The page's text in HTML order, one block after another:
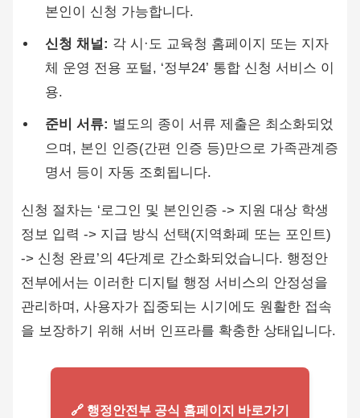
본인이 신청 가능합니다.
신청 채널: 각 시·도 교육청 홈페이지 또는 지자
체 운영 전용 포털, ‘정부24’ 통합 신청 서비스 이
용.
준비 서류: 별도의 종이 서류 제출은 최소화되었
으며, 본인 인증(간편 인증 등)만으로 가족관계증
명서 등이 자동 조회됩니다.
신청 절차는 ‘로그인 및 본인인증 -> 지원 대상 학생
정보 입력 -> 지급 방식 선택(지역화폐 또는 포인트)
-> 신청 완료’의 4단계로 간소화되었습니다. 행정안
전부에서는 이러한 디지털 행정 서비스의 안정성을
관리하며, 사용자가 집중되는 시기에도 원활한 접속
을 보장하기 위해 서버 인프라를 확충한 상태입니다.
🔗 행정안전부 공식 홈페이지 바로가기